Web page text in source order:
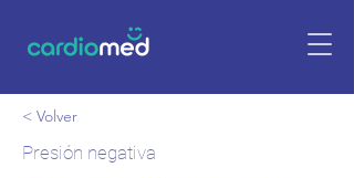
< Volver
Presión negativa